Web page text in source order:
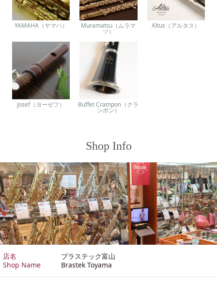
YAMAHA（ヤマハ） Muramatsu（ムラマ
ツ）
Altus（アルタス）
Josef（ヨーゼフ） Buffet Crampon（クラ
ンポン）
Shop Info
店名
Shop Name
ブラステック富山
Brastek Toyama